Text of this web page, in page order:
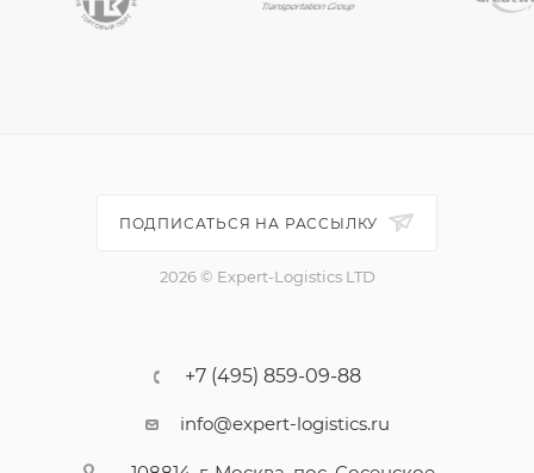
ПОДПИСАТЬСЯ НА РАССЫЛКУ
2026 © Expert-Logistics LTD
+7 (495) 859-09-88
info@expert-logistics.ru